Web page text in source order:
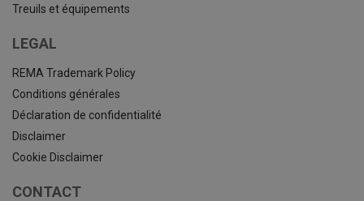
Treuils et équipements
LEGAL
REMA Trademark Policy
Conditions générales
Déclaration de confidentialité
Disclaimer
Cookie Disclaimer
CONTACT